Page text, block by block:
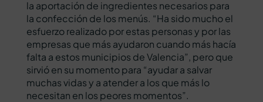
la aportación de ingredientes necesarios para
la confección de los menús. “Ha sido mucho el
esfuerzo realizado por estas personas y por las
empresas que más ayudaron cuando más hacía
falta a estos municipios de Valencia”, pero que
sirvió en su momento para “ayudar a salvar
muchas vidas y a atender a los que más lo
necesitan en los peores momentos”.